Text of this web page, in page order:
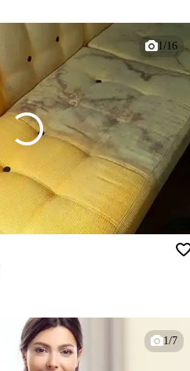
1/16
1/7